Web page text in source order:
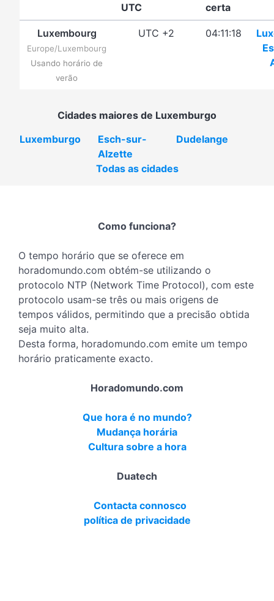
UTC
certa
Luxembourg
Europe/Luxembourg
Usando horário de
verão
UTC +2 04:11:18
Cidades maiores de Luxemburgo
Luxemburgo
Esch-sur-
Alzette
Dudelange
Todas as cidades
Como funciona?
O tempo horário que se oferece em
horadomundo.com obtém-se utilizando o
protocolo NTP (Network Time Protocol), com este
protocolo usam-se três ou mais origens de
tempos válidos, permitindo que a precisão obtida
seja muito alta.
Desta forma, horadomundo.com emite um tempo
horário praticamente exacto.
Horadomundo.com
Que hora é no mundo?
Mudança horária
Cultura sobre a hora
Duatech
Contacta connosco
política de privacidade